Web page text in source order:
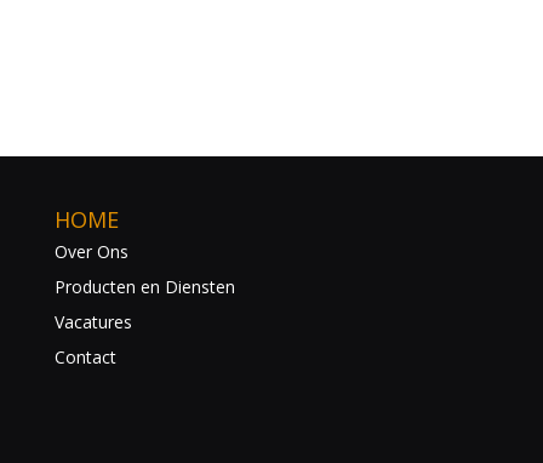
HOME
Over Ons
Producten en Diensten
Vacatures
Contact